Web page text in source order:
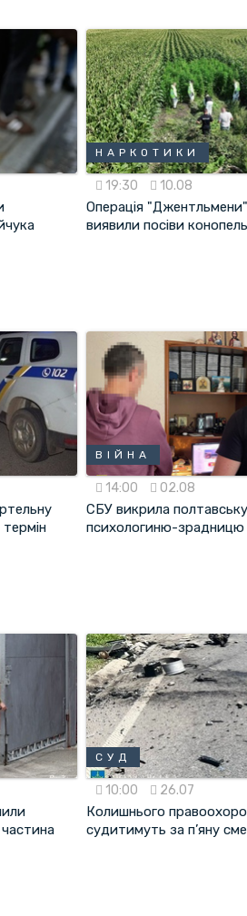
НАРКОТИКИ
19:30 10.08
Операція
виявили посіви конопель
ВІЙНА
14:00 02.08
СБУ викрила полтавську
психологиню-зрадницю
частина
СУД
10:00 26.07
Колишнього
судитимуть за п’яну